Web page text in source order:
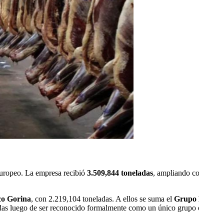
La empresa recibió 3.509,844 toneladas, ampliando
Gorina, con 2.219,104 toneladas. A ellos se suma el Grupo
luego de ser reconocido formalmente como un único grupo